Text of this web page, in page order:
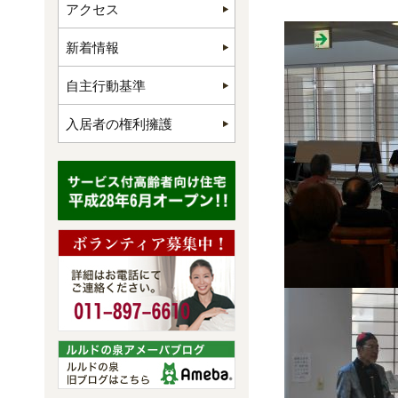
アクセス
新着情報
自主行動基準
入居者の権利擁護